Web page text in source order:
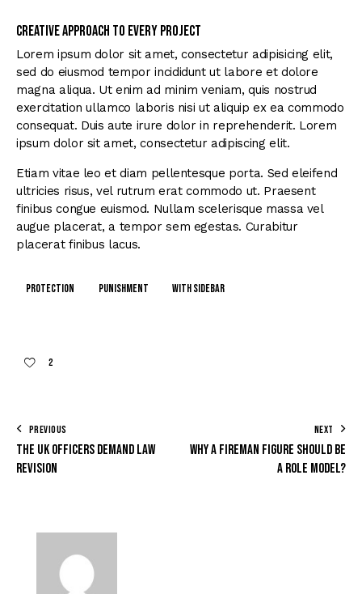
Creative approach to every project
Lorem ipsum dolor sit amet, consectetur adipisicing elit,
sed do eiusmod tempor incididunt ut labore et dolore
magna aliqua. Ut enim ad minim veniam, quis nostrud
exercitation ullamco laboris nisi ut aliquip ex ea commodo
consequat. Duis aute irure dolor in reprehenderit. Lorem
ipsum dolor sit amet, consectetur adipiscing elit.
Etiam vitae leo et diam pellentesque porta. Sed eleifend
ultricies risus, vel rutrum erat commodo ut. Praesent
finibus congue euismod. Nullam scelerisque massa vel
augue placerat, a tempor sem egestas. Curabitur
placerat finibus lacus.
Protection Punishment With Sidebar
2
PREVIOUS
The UK officers demand law
revision
NEXT
Why a fireman figure should be
a role model?